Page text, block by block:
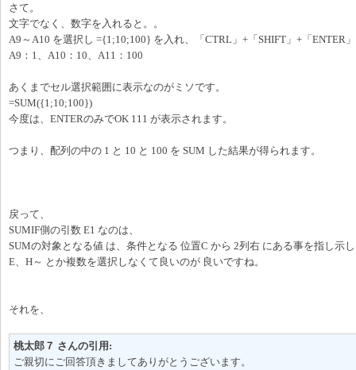
さて。
文字でなく、数字を入れると。。
A9～A10 を選択し ={1;10;100} を入れ、「CTRL」+「SHIFT」+「ENTER」
A9：1、A10：10、A11：100
あくまでセル選択範囲に表示なのがミソです。
=SUM({1;10;100})
今度は、ENTERのみでOK 111 が表示されます。
つまり、配列の中の 1 と 10 と 100 を SUM した結果が得られます。
戻って、
SUMIF側の引数 E1 なのは、
SUMの対象となる値 は、条件となる 位置C から 2列右 にある事を指し示
E、H～ とか複数を選択しなくて良いのが 良いですね。
それを、
桃太郎７ さんの引用:
ご親切にご回答頂きましてありがとうございます。